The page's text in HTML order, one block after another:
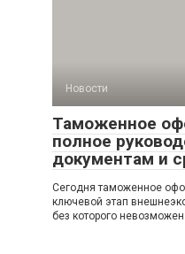
Новости
Таможенное
полное
документам и
Сегодня таможенное
ключевой этап
без которого